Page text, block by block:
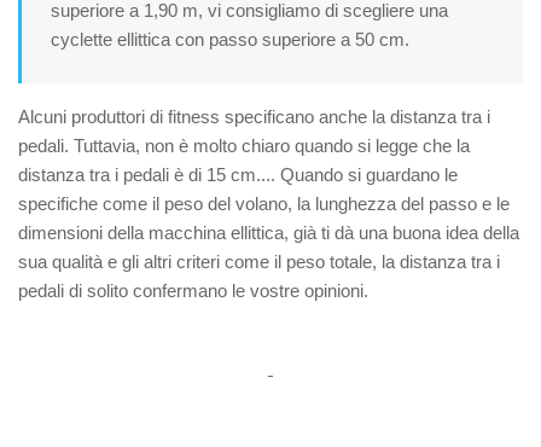
superiore a 1,90 m, vi consigliamo di scegliere una
cyclette ellittica con passo superiore a 50 cm.
Alcuni produttori di fitness specificano anche la distanza tra i
pedali. Tuttavia, non è molto chiaro quando si legge che la
distanza tra i pedali è di 15 cm.... Quando si guardano le
specifiche come il peso del volano, la lunghezza del passo e le
dimensioni della macchina ellittica, già ti dà una buona idea della
sua qualità e gli altri criteri come il peso totale, la distanza tra i
pedali di solito confermano le vostre opinioni.